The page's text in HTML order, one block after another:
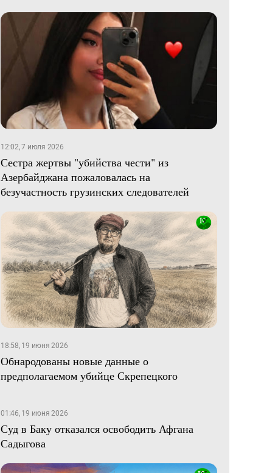
12:02, 7 июля 2026
Сестра жертвы "убийства чести" из
Азербайджана пожаловалась на
безучастность грузинских следователей
18:58, 19 июня 2026
Обнародованы новые данные о
предполагаемом убийце Скрепецкого
01:46, 19 июня 2026
Суд в Баку отказался освободить Афгана
Садыгова